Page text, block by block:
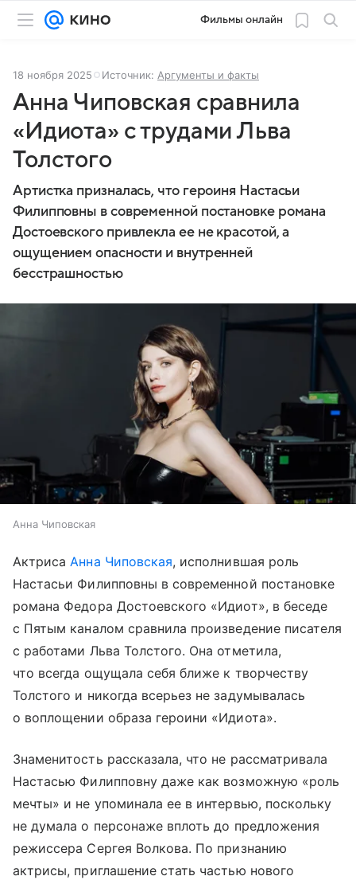
Фильмы онлайн
18 ноября 2025 Источник: Аргументы и факты
Анна Чиповская сравнила
«Идиота» с трудами Льва
Толстого
Артистка призналась, что героиня Настасьи
Филипповны в современной постановке романа
Достоевского привлекла ее не красотой, а
ощущением опасности и внутренней
бесстрашностью
Анна Чиповская
АктрисаАнна Чиповская, исполнившая роль
Настасьи Филипповны в современной постановке
романа Федора Достоевского «Идиот», в беседе
с Пятым каналом сравнила произведение писателя
с работами Льва Толстого. Она отметила,
что всегда ощущала себя ближе к творчеству
Толстого и никогда всерьез не задумывалась
о воплощении образа героини «Идиота».
Знаменитость рассказала, что не рассматривала
Настасью Филипповну даже как возможную «роль
мечты» и не упоминала ее в интервью, поскольку
не думала о персонаже вплоть до предложения
режиссера Сергея Волкова. По признанию
актрисы, приглашение стать частью нового